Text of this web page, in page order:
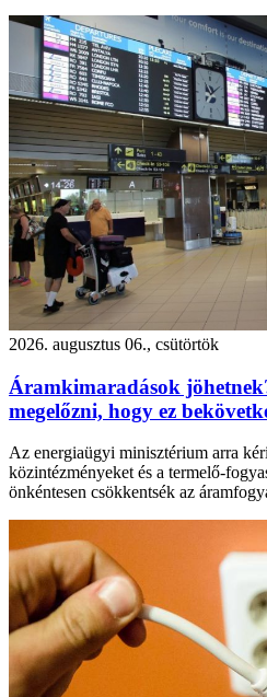
2026. augusztus 06., csütörtök
Áramkimaradások
megelőzni, hogy ez
Az energiaügyi minisztérium arra
közintézményeket és a termelő-
önkéntesen csökkentsék az